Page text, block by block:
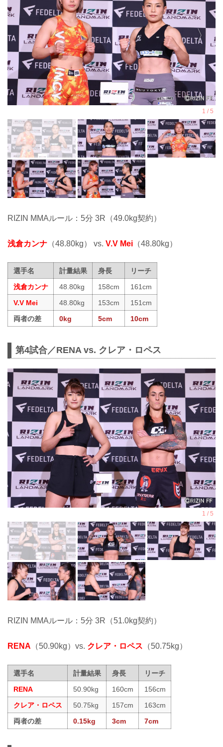
RIZIN MMAルール：5分 3R（49.0kg契約）
浅倉カンナ （48.80kg） vs. V.V Mei （48.80kg）
選手名 計量結果 身長
リーチ
浅倉カンナ
48.80kg 158cm
161cm
V.V Mei
48.80kg 153cm
151cm
両者の差
0kg 5cm 10cm
第4試合／RENA vs. クレア・ロペス
RIZIN MMAルール：5分 3R（51.0kg契約）
RENA （50.90kg）vs. クレア・ロペス （50.75kg）
選手名 計量結果 身長
リーチ
RENA
50.90kg 160cm
156cm
クレア・ロペス
50.75kg 157cm
163cm
両者の差
0.15kg 3cm 7cm